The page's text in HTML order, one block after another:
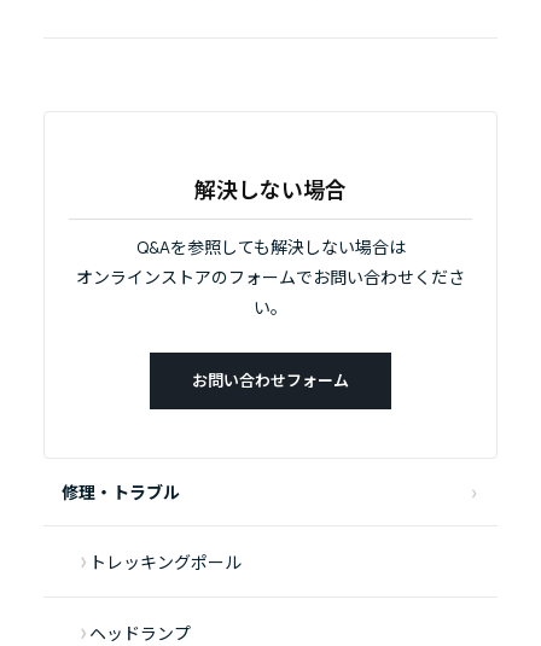
解決しない場合
Q&Aを参照しても解決しない場合は
オンラインストアのフォームでお問い合わせくださ
い。
お問い合わせフォーム
修理・トラブル
トレッキングポール
ヘッドランプ